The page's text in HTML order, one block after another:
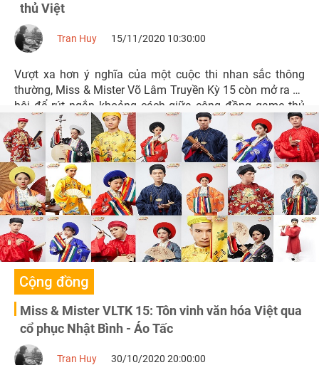
thủ Việt
Tran Huy 15/11/2020 10:30:00
Vượt xa hơn ý nghĩa của một cuộc thi nhan sắc thông
thường, Miss & Mister Võ Lâm Truyền Kỳ 15 còn mở ra cơ
hội để rút ngắn khoảng cách giữa cộng đồng game thủ
và xã hội.
Cộng đồng
Miss & Mister VLTK 15: Tôn vinh văn hóa Việt qua
cổ phục Nhật Bình - Áo Tấc
Tran Huy 30/10/2020 20:00:00